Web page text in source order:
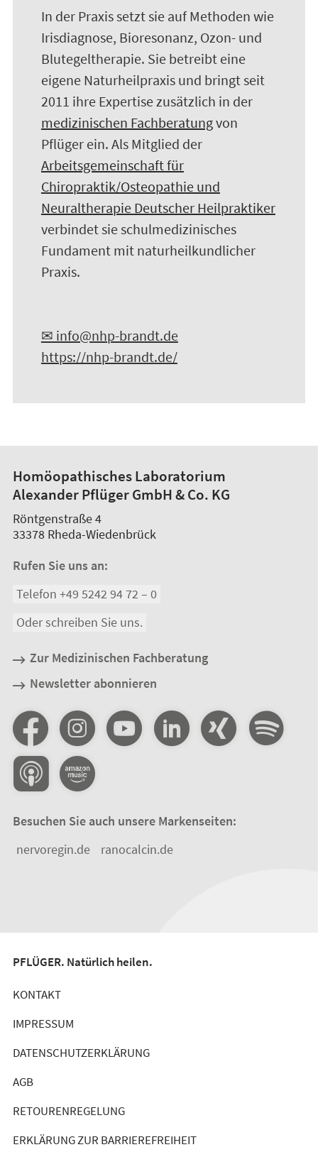
In der Praxis setzt sie auf Methoden wie
Irisdiagnose, Bioresonanz, Ozon- und
Blutegeltherapie. Sie betreibt eine
eigene Naturheilpraxis und bringt seit
2011 ihre Expertise zusätzlich in der
medizinischen Fachberatungvon
Pflüger ein. Als Mitglied der
Arbeitsgemeinschaft für
Chiropraktik/Osteopathie und
Neuraltherapie Deutscher Heilpraktiker
verbindet sie schulmedizinisches
Fundament mit naturheilkundlicher
Praxis.
✉ info@nhp-brandt.de
https://nhp-brandt.de/
Homöopathisches Laboratorium
Alexander Pflüger GmbH & Co. KG
Röntgenstraße 4
33378 Rheda-Wiedenbrück
Rufen Sie uns an:
Telefon +49 5242 94 72 – 0
Oder schreiben Sie uns.
Zur Medizinischen Fachberatung
Newsletter abonnieren
Besuchen Sie auch unsere Markenseiten:
nervoregin.de
ranocalcin.de
PFLÜGER. Natürlich heilen.
KONTAKT
IMPRESSUM
DATENSCHUTZERKLÄRUNG
AGB
RETOURENREGELUNG
ERKLÄRUNG ZUR BARRIEREFREIHEIT